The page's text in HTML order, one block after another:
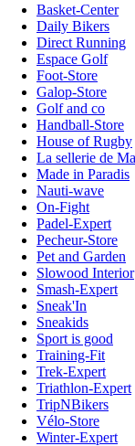
Basket-Center
Daily Bikers
Direct Running
Espace Golf
Foot-Store
Galop-Store
Golf and co
Handball-Store
House of Rugby
La sellerie de
Made in Paradis
Nauti-wave
On-Fight
Padel-Expert
Pecheur-Store
Pet and Garden
Slowood Interior
Smash-Expert
Sneak'In
Sneakids
Sport is good
Training-Fit
Trek-Expert
Triathlon-Expert
TripNBikers
Vélo-Store
Winter-Expert